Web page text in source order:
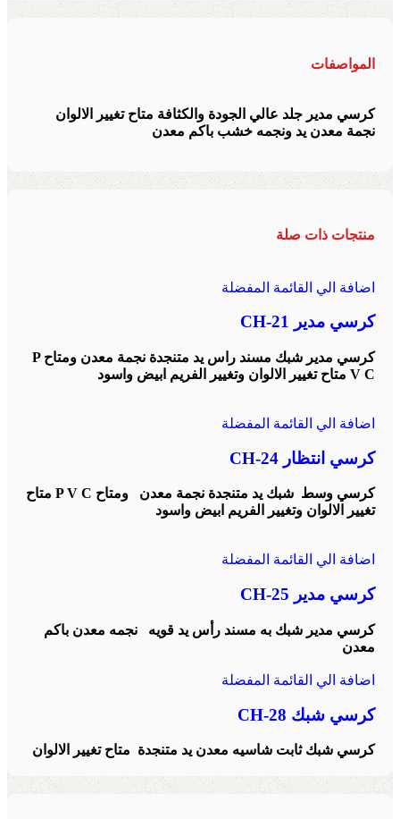
المواصفات
كرسي مدير جلد عالي الجودة والكثافة متاح تغيير الالوان
نجمة معدن يد ونجمه خشب باكم معدن
منتجات ذات صلة
اضافة الي القائمة المفضلة
كرسي مدير CH-21
كرسي مدير شبك مسند راس يد متنجدة نجمة معدن ومتاح P
V C متاح تغيير الالوان وتغيير الفريم ابيض واسود
اضافة الي القائمة المفضلة
كرسي انتظار CH-24
كرسي وسط شبك يد متنجدة نجمة معدن ومتاح P V C متاح
تغيير الالوان وتغيير الفريم ابيض واسود
اضافة الي القائمة المفضلة
كرسي مدير CH-25
كرسي مدير شبك به مسند رأس يد قويه نجمه معدن باكم
معدن
اضافة الي القائمة المفضلة
كرسي شبك CH-28
كرسي شبك ثابت شاسيه معدن يد متنجدة متاح تغيير الالوان